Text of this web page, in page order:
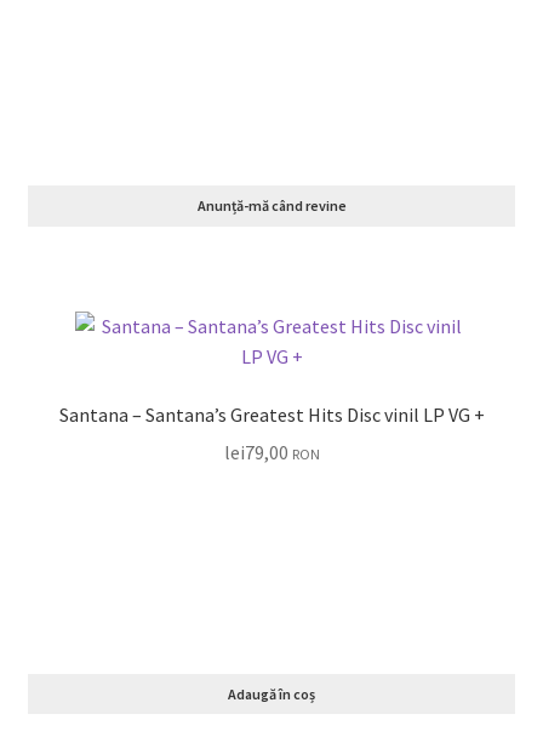
Anunță-mă când revine
Santana – Santana’s Greatest Hits Disc vinil LP VG +
lei79,00 RON
Adaugă în coș